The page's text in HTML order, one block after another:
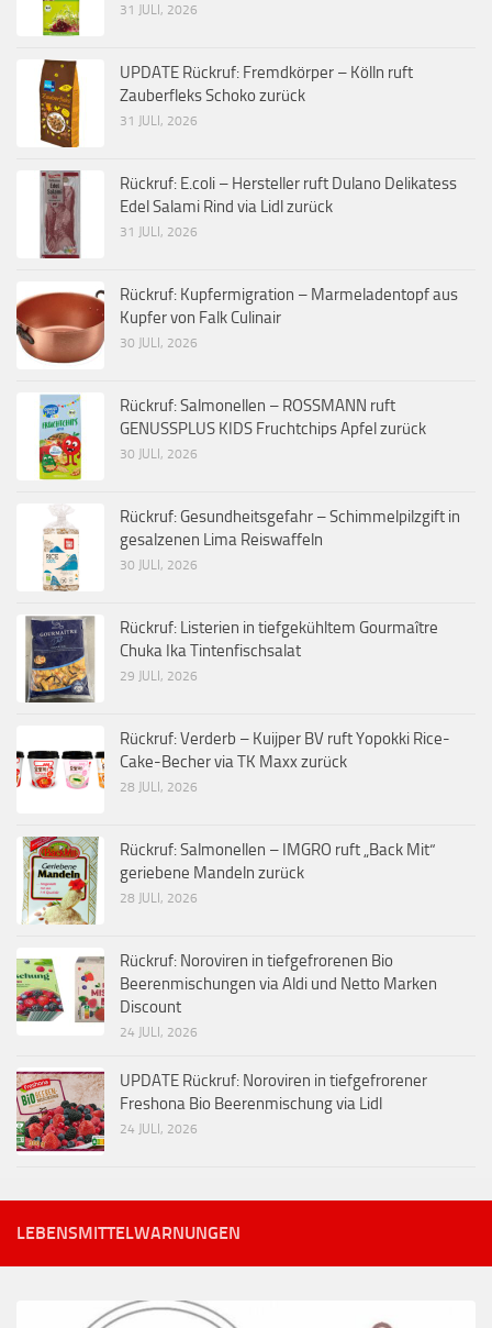
31 JULI, 2026
UPDATE Rückruf: Fremdkörper – Kölln ruft
Zauberfleks Schoko zurück
31 JULI, 2026
Rückruf: E.coli – Hersteller ruft Dulano Delikatess
Edel Salami Rind via Lidl zurück
31 JULI, 2026
Rückruf: Kupfermigration – Marmeladentopf aus
Kupfer von Falk Culinair
30 JULI, 2026
Rückruf: Salmonellen – ROSSMANN ruft
GENUSSPLUS KIDS Fruchtchips Apfel zurück
30 JULI, 2026
Rückruf: Gesundheitsgefahr – Schimmelpilzgift in
gesalzenen Lima Reiswaffeln
30 JULI, 2026
Rückruf: Listerien in tiefgekühltem Gourmaître
Chuka Ika Tintenfischsalat
29 JULI, 2026
Rückruf: Verderb – Kuijper BV ruft Yopokki Rice-
Cake-Becher via TK Maxx zurück
28 JULI, 2026
Rückruf: Salmonellen – IMGRO ruft „Back Mit“
geriebene Mandeln zurück
28 JULI, 2026
Rückruf: Noroviren in tiefgefrorenen Bio
Beerenmischungen via Aldi und Netto Marken
Discount
24 JULI, 2026
UPDATE Rückruf: Noroviren in tiefgefrorener
Freshona Bio Beerenmischung via Lidl
24 JULI, 2026
LEBENSMITTELWARNUNGEN